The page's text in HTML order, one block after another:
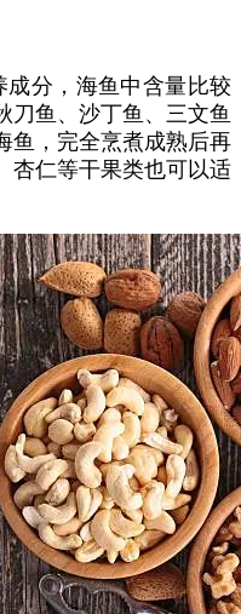
分，海鱼中含量比较
刀鱼、沙丁鱼、三文鱼
鱼，完全烹煮成熟后再
杏仁等干果类也可以适